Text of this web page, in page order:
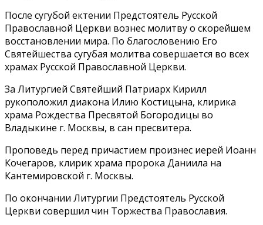
После сугубой ектении Предстоятель Русской
Православной Церкви вознес молитву о скорейшем
восстановлении мира. По благословению Его
Святейшества сугубая молитва совершается во всех
храмах Русской Православной Церкви.
За Литургией Святейший Патриарх Кирилл
рукоположил диакона Илию Костицына, клирика
храма Рождества Пресвятой Богородицы во
Владыкине г. Москвы, в сан пресвитера.
Проповедь перед причастием произнес иерей Иоанн
Кочегаров, клирик храма пророка Даниила на
Кантемировской г. Москвы.
По окончании Литургии Предстоятель Русской
Церкви совершил чин Торжества Православия.